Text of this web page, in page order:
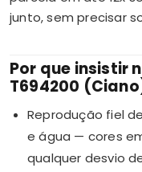
junto, sem precisar
Por que insistir
T694200
Reprodução fiel
e água — cores
qualquer desvio